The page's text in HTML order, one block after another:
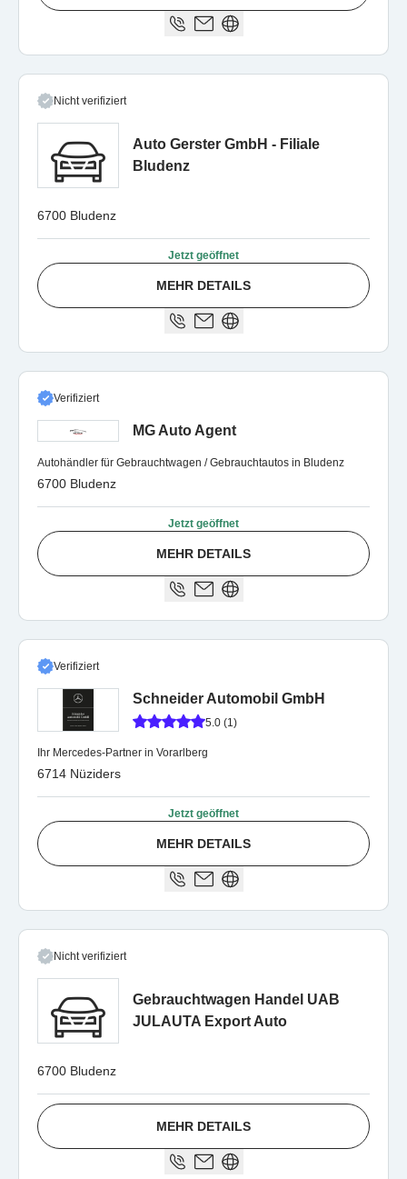
Nicht verifiziert
Auto Gerster GmbH - Filiale
Bludenz
6700 Bludenz
Jetzt geöffnet
MEHR DETAILS
Verifiziert
MG Auto Agent
Autohändler für Gebrauchtwagen / Gebrauchtautos in Bludenz
6700 Bludenz
Jetzt geöffnet
MEHR DETAILS
Verifiziert
Schneider Automobil GmbH
5.0 (1)
Ihr Mercedes-Partner in Vorarlberg
6714 Nüziders
Jetzt geöffnet
MEHR DETAILS
Nicht verifiziert
Gebrauchtwagen Handel UAB
JULAUTA Export Auto
6700 Bludenz
MEHR DETAILS